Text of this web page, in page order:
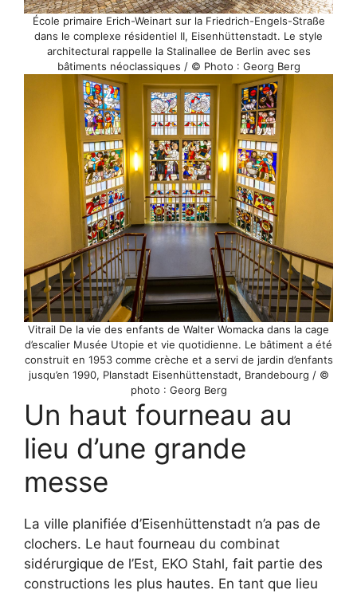
École primaire Erich-Weinart sur la Friedrich-Engels-Straße
dans le complexe résidentiel II, Eisenhüttenstadt. Le style
architectural rappelle la Stalinallee de Berlin avec ses
bâtiments néoclassiques / © Photo : Georg Berg
Vitrail De la vie des enfants de Walter Womacka dans la cage
d’escalier Musée Utopie et vie quotidienne. Le bâtiment a été
construit en 1953 comme crèche et a servi de jardin d’enfants
jusqu’en 1990, Planstadt Eisenhüttenstadt, Brandebourg / ©
photo : Georg Berg
Un haut fourneau au
lieu d’une grande
messe
La ville planifiée d’Eisenhüttenstadt n’a pas de
clochers. Le haut fourneau du combinat
sidérurgique de l’Est, EKO Stahl, fait partie des
constructions les plus hautes. En tant que lieu